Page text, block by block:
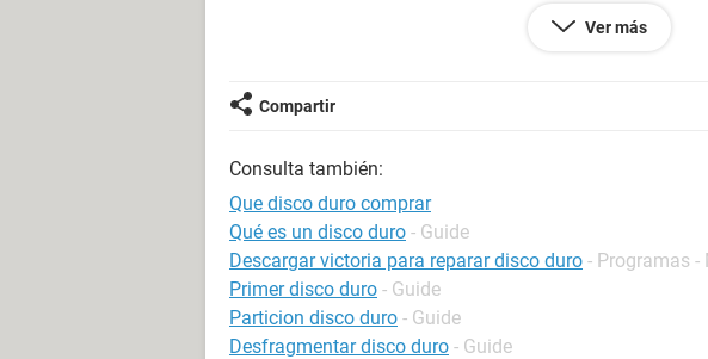
Si se requiere saber la targeta de video la pongo
Black? o cual otro podria comprar.
Ver más
Compartir
Consulta también:
Que disco duro comprar
Qué es un disco duro - Guide
Descargar victoria para reparar disco duro - Programas
Primer disco duro - Guide
Particion disco duro - Guide
Desfragmentar disco duro - Guide